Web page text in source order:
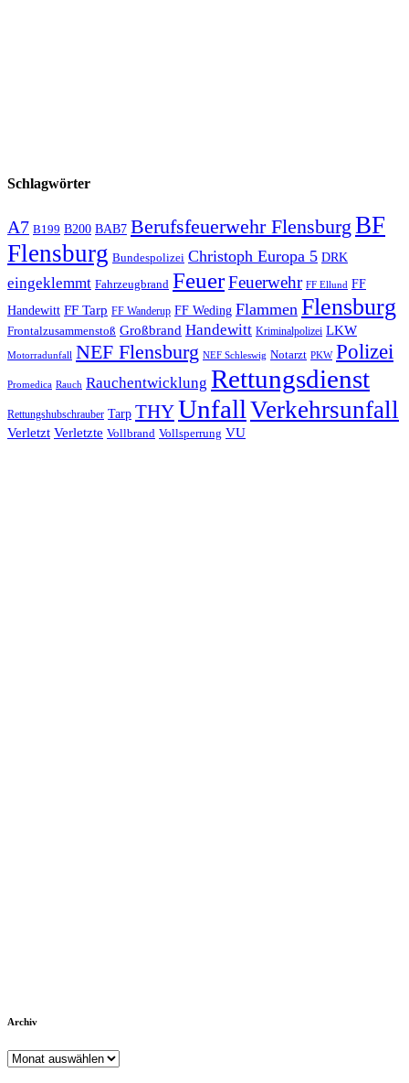
Schlagwörter
A7 B199 B200 BAB7 Berufsfeuerwehr Flensburg BF
Flensburg Bundespolizei Christoph Europa 5 DRK
eingeklemmt Fahrzeugbrand FeuerFeuerwehr FF Ellund FF
Handewitt FF Tarp FF Wanderup FF Weding Flammen Flensburg
Frontalzusammenstoß Großbrand Handewitt Kriminalpolizei LKW
Motorradunfall NEF Flensburg NEF Schleswig Notarzt PKW Polizei
Promedica Rauch Rauchentwicklung Rettungsdienst
Rettungshubschrauber Tarp THYUnfall Verkehrsunfall
Verletzt Verletzte Vollbrand Vollsperrung VU
Archiv
Archiv